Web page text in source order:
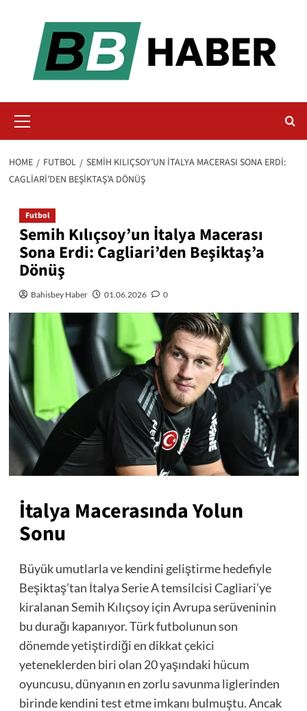
Menu
HOME FUTBOL
SEMIH KILIÇSOY’UN İTALYA MACERASI SONA ERDI:
CAGLIARI’DEN BEŞIKTAŞ’A DÖNÜŞ
Futbol
Semih Kılıçsoy’un İtalya Macerası
Sona Erdi: Cagliari’den Beşiktaş’a
Dönüş
Bahisbey Haber 01.06.2026 0
İtalya Macerasında Yolun
Sonu
Büyük umutlarla ve kendini geliştirme hedefiyle
Beşiktaş’tan İtalya Serie A temsilcisi Cagliari’ye
kiralanan Semih Kılıçsoy için Avrupa serüveninin
bu durağı kapanıyor. Türk futbolunun son
dönemde yetiştirdiği en dikkat çekici
yeteneklerden biri olan 20 yaşındaki hücum
oyuncusu, dünyanın en zorlu savunma liglerinden
birinde kendini test etme imkanı bulmuştu. Ancak